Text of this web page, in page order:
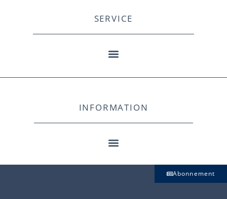
SERVICE
INFORMATION
Abonnement